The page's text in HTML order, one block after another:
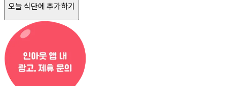
오늘 식단에 추가하기